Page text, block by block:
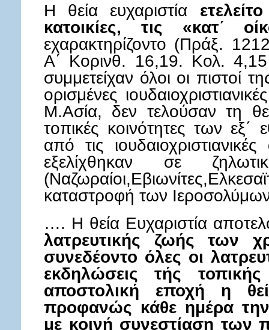
Η θεία ευχαριστία
κατοικίες, τις «κατ΄
εχαρακτηρίζοντο (Πράξ.
Α΄ Κορινθ. 16,19. Κολ. 4,15
συμμετείχαν όλοι οι πιστοί
ορισμένες
Μ.Ασία, δεν τελούσαν τη
τοπικές κοινότητες των εξ΄
από τις
εξελίχθηκαν σε
καταστροφή των
…. Η θεία Ευχαριστία
λατρευτικής ζωής των
συνεδέοντο όλες οι
εκδηλώσεις τής
αποστολική εποχή η
προφανώς κάθε ημέρα
με κοινή συνεστίαση των